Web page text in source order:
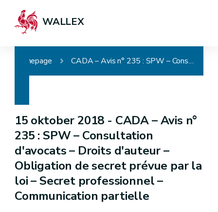
WALLEX
Homepage CADA – Avis n° 235 : SPW – Consultation d'avocats – Droits d'auteur – Obligation de secret prévue par la loi – Secret professionnel – Communication partielle
15 oktober 2018 - CADA – Avis n°
235 : SPW – Consultation
d'avocats – Droits d'auteur –
Obligation de secret prévue par la
loi – Secret professionnel –
Communication partielle